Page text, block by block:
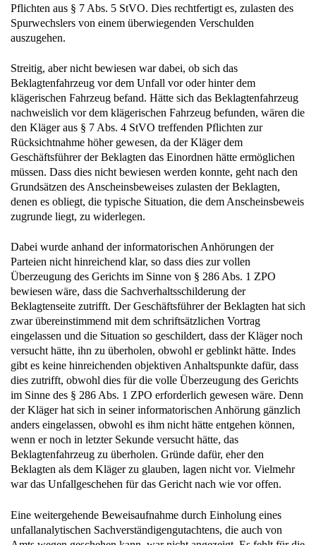
Pflichten aus § 7 Abs. 5 StVO. Dies rechtfertigt es, zulasten des
Spurwechslers von einem überwiegenden Verschulden
auszugehen.
Streitig, aber nicht bewiesen war dabei, ob sich das
Beklagtenfahrzeug vor dem Unfall vor oder hinter dem
klägerischen Fahrzeug befand. Hätte sich das Beklagtenfahrzeug
nachweislich vor dem klägerischen Fahrzeug befunden, wären die
den Kläger aus § 7 Abs. 4 StVO treffenden Pflichten zur
Rücksichtnahme höher gewesen, da der Kläger dem
Geschäftsführer der Beklagten das Einordnen hätte ermöglichen
müssen. Dass dies nicht bewiesen werden konnte, geht nach den
Grundsätzen des Anscheinsbeweises zulasten der Beklagten,
denen es obliegt, die typische Situation, die dem Anscheinsbeweis
zugrunde liegt, zu widerlegen.
Dabei wurde anhand der informatorischen Anhörungen der
Parteien nicht hinreichend klar, so dass dies zur vollen
Überzeugung des Gerichts im Sinne von § 286 Abs. 1 ZPO
bewiesen wäre, dass die Sachverhaltsschilderung der
Beklagtenseite zutrifft. Der Geschäftsführer der Beklagten hat sich
zwar übereinstimmend mit dem schriftsätzlichen Vortrag
eingelassen und die Situation so geschildert, dass der Kläger noch
versucht hätte, ihn zu überholen, obwohl er geblinkt hätte. Indes
gibt es keine hinreichenden objektiven Anhaltspunkte dafür, dass
dies zutrifft, obwohl dies für die volle Überzeugung des Gerichts
im Sinne des § 286 Abs. 1 ZPO erforderlich gewesen wäre. Denn
der Kläger hat sich in seiner informatorischen Anhörung gänzlich
anders eingelassen, obwohl es ihm nicht hätte entgehen können,
wenn er noch in letzter Sekunde versucht hätte, das
Beklagtenfahrzeug zu überholen. Gründe dafür, eher den
Beklagten als dem Kläger zu glauben, lagen nicht vor. Vielmehr
war das Unfallgeschehen für das Gericht nach wie vor offen.
Eine weitergehende Beweisaufnahme durch Einholung eines
unfallanalytischen Sachverständigengutachtens, die auch von